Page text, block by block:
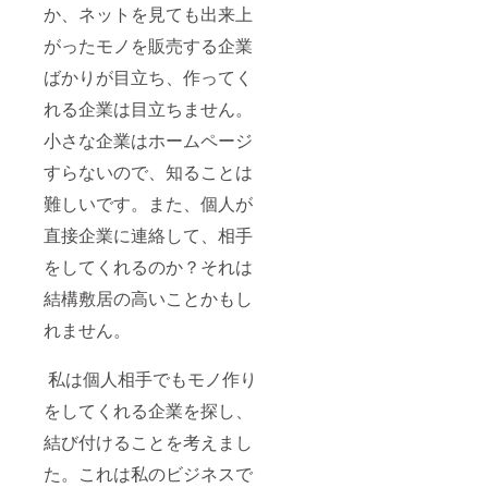
か、ネットを見ても出来上
がったモノを販売する企業
ばかりが目立ち、作ってく
れる企業は目立ちません。
小さな企業はホームページ
すらないので、知ることは
難しいです。また、個人が
直接企業に連絡して、相手
をしてくれるのか？それは
結構敷居の高いことかもし
れません。
私は個人相手でもモノ作り
をしてくれる企業を探し、
結び付けることを考えまし
た。これは私のビジネスで